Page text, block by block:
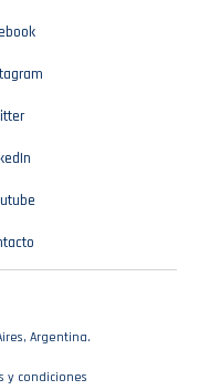
Argentina.
y condiciones